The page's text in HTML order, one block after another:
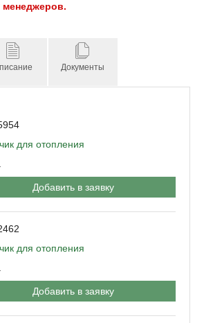
менеджеров.
Документы
для отопления
Добавить в заявку
для отопления
Добавить в заявку